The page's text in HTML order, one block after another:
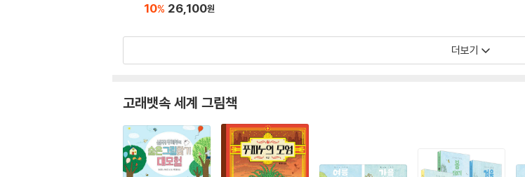
10% 26,100원
더보기
고래뱃속 세계 그림책